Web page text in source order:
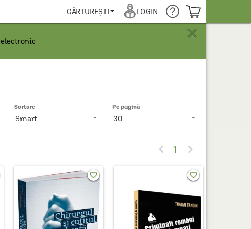
CĂRTUREȘTI LOGIN COȘUL TĂU
×
electronic
Pe pagină
30
Sortare
Smart
 1 
favorite_border favorite_border